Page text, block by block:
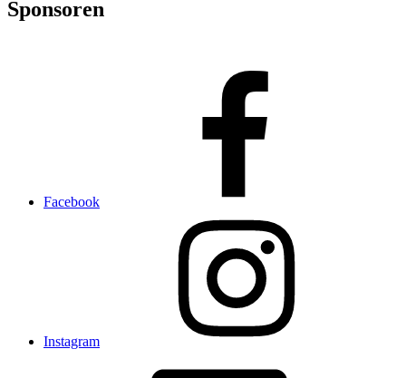
Sponsoren
Facebook
Instagram